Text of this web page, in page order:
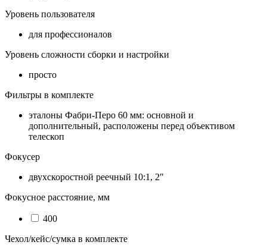
Уровень пользователя
для профессионалов
Уровень сложности сборки и настройки
просто
Фильтры в комплекте
эталоны Фабри-Перо 60 мм: основной и
дополнительный, расположены перед объективом
телескоп
Фокусер
двухскоростной реечный 10:1, 2"
Фокусное расстояние, мм
400
Чехол/кейс/сумка в комплекте